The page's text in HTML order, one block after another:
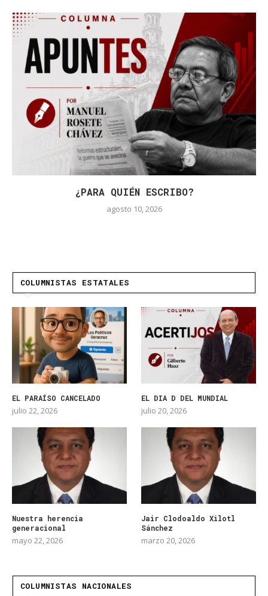
¿PARA QUIÉN ESCRIBO?
agosto 10, 2026
COLUMNISTAS ESTATALES
EL PARAÍSO CANCELADO
julio 22, 2026
EL DIA D DEL MUNDIAL
julio 20, 2026
Nuestra herencia
generacional
mayo 22, 2026
Jair Clodoaldo Xilotl
Sánchez
marzo 20, 2026
COLUMNISTAS NACIONALES